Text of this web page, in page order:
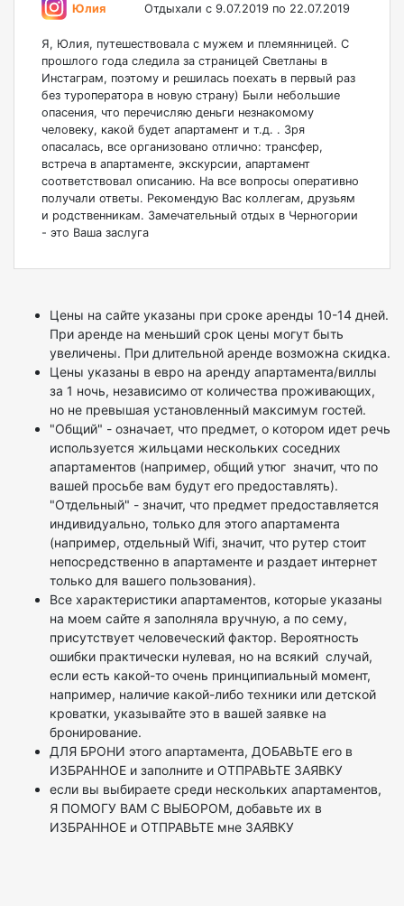
Юлия Отдыхали с 9.07.2019 по 22.07.2019
Я, Юлия, путешествовала с мужем и племянницей. С
прошлого года следила за страницей Светланы в
Инстаграм, поэтому и решилась поехать в первый раз
без туроператора в новую страну) Были небольшие
опасения, что перечисляю деньги незнакомому
человеку, какой будет апартамент и т.д. . Зря
опасалась, все организовано отлично: трансфер,
встреча в апартаменте, экскурсии, апартамент
соответствовал описанию. На все вопросы оперативно
получали ответы. Рекомендую Вас коллегам, друзьям
и родственникам. Замечательный отдых в Черногории
- это Ваша заслуга
Цены на сайте указаны при сроке аренды 10-14 дней.
При аренде на меньший срок цены могут быть
увеличены. При длительной аренде возможна скидка.
Цены указаны в евро на аренду апартамента/виллы
за 1 ночь, независимо от количества проживающих,
но не превышая установленный максимум гостей.
"Общий" - означает, что предмет, о котором идет речь
используется жильцами нескольких соседних
апартаментов (например, общий утюг значит, что по
вашей просьбе вам будут его предоставлять).
"Отдельный" - значит, что предмет предоставляется
индивидуально, только для этого апартамента
(например, отдельный Wifi, значит, что рутер стоит
непосредственно в апартаменте и раздает интернет
только для вашего пользования).
Все характеристики апартаментов, которые указаны
на моем сайте я заполняла вручную, а по сему,
присутствует человеческий фактор. Вероятность
ошибки практически нулевая, но на всякий случай,
если есть какой-то очень принципиальный момент,
например, наличие какой-либо техники или детской
кроватки, указывайте это в вашей заявке на
бронирование.
ДЛЯ БРОНИ этого апартамента, ДОБАВЬТЕ его в
ИЗБРАННОЕ и заполните и ОТПРАВЬТЕ ЗАЯВКУ
если вы выбираете среди нескольких апартаментов,
Я ПОМОГУ ВАМ С ВЫБОРОМ, добавьте их в
ИЗБРАННОЕ и ОТПРАВЬТЕ мне ЗАЯВКУ